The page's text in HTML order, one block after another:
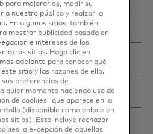
+506-4001-7931
+503-2113-1802
+502-2278-6735
+507-838-7666
para mejorarlos, medir su
a nuestro público y realzar la
En algunos sitios, también
mostrar publicidad basada en
e intereses de los
otros sitios. Haga clic en
adelante para conocer qué
sitio y las razones de ello.
preferencias de
momento haciendo uso de
de cookies” que aparece en la
(disponible como enlace en
sitios). Esto incluye rechazar
a excepción de aquellas